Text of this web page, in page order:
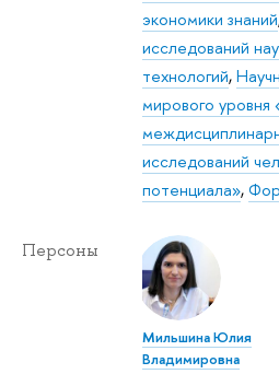
экономики знаний
исследований
технологий,
мирового уровня
исследований
потенциала»,
Персоны
Мильшина Юлия
Владимировна